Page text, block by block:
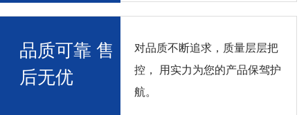
品质可靠 售
后无优
对品质不断追求，质量层层把
控， 用实力为您的产品保驾护
航。